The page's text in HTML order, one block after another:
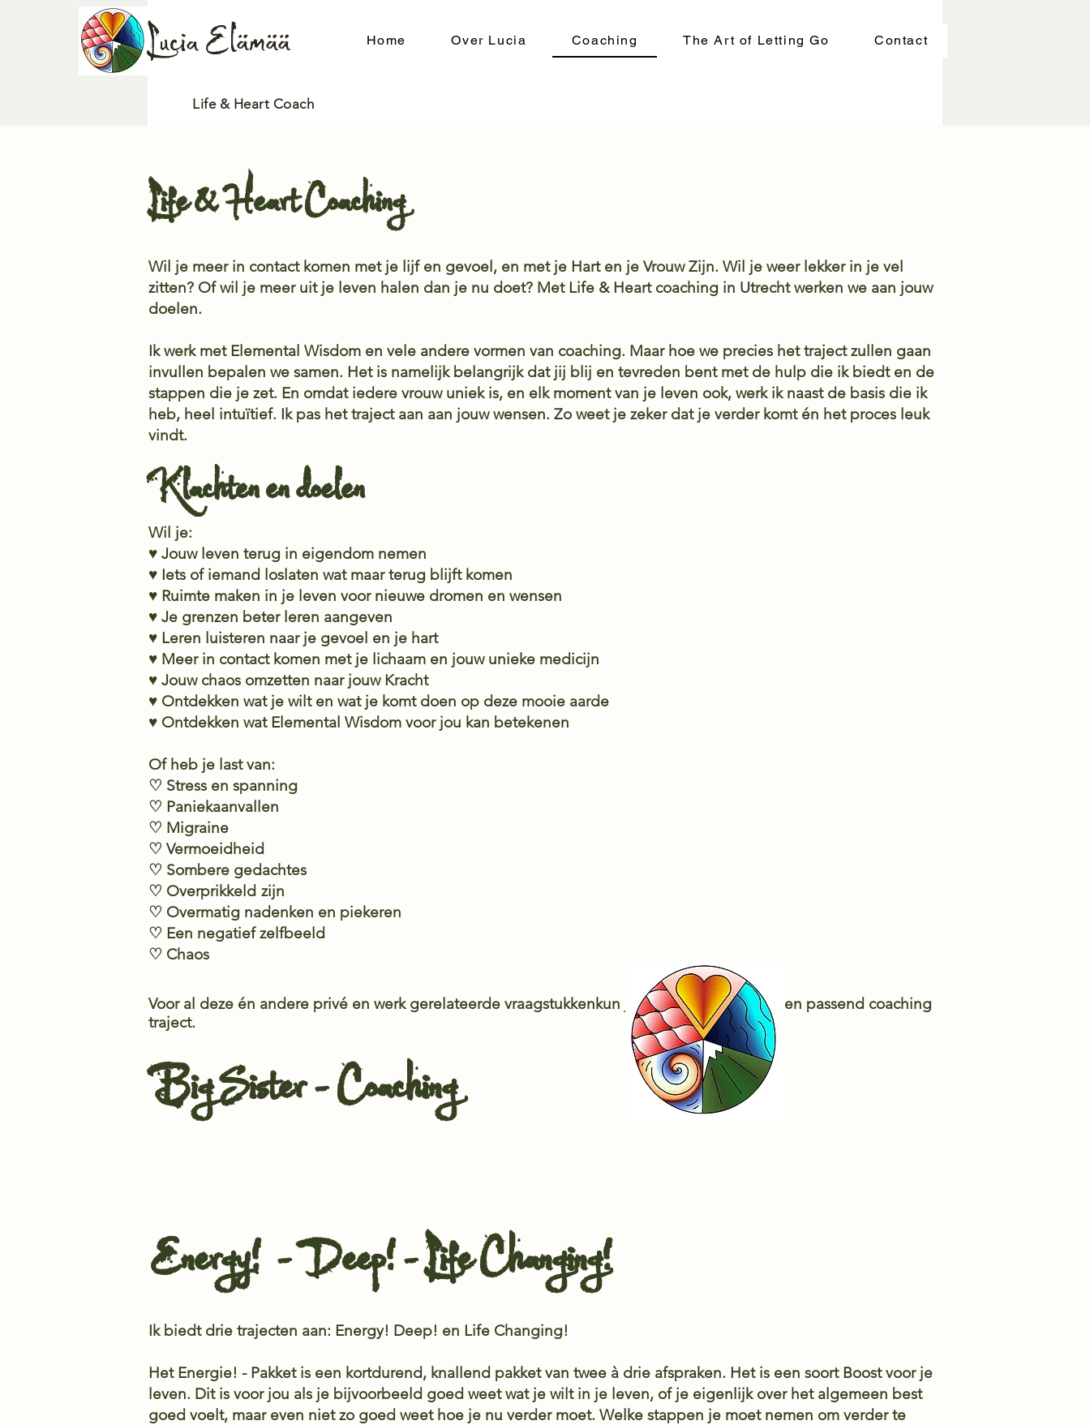
Lucia Elämää Home Over Lucia Coaching The Art of Letting Go Contact
Life & Heart Coach
Life & Heart Coaching
Wil je meer in contact komen met je lijf en gevoel, en met je Hart en je Vrouw Zijn. Wil je weer lekker in je vel
zitten? Of wil je meer uit je leven halen dan je nu doet? Met Life & Heart coaching in Utrecht werken we aan jouw
doelen.
Ik werk met Elemental Wisdom en vele andere vormen van coaching. Maar hoe we precies het traject zullen gaan
invullen bepalen we samen. Het is namelijk belangrijk dat jij blij en tevreden bent met de hulp die ik biedt en de
stappen die je zet. En omdat iedere vrouw uniek is, en elk moment van je leven ook, werk ik naast de basis die ik
heb, heel intuïtief. Ik pas het traject aan aan jouw wensen. Zo weet je zeker dat je verder komt én het proces leuk
vindt.
Klachten en doelen
Wil je:
♥ Jouw leven terug in eigendom nemen
♥ Iets of iemand loslaten wat maar terug blijft komen
♥ Ruimte maken in je leven voor nieuwe dromen en wensen
♥ Je grenzen beter leren aangeven
♥ Leren luisteren naar je gevoel en je hart
♥ Meer in contact komen met je lichaam en jouw unieke medicijn
♥ Jouw chaos omzetten naar jouw Kracht
♥ Ontdekken wat je wilt en wat je komt doen op deze mooie aarde
♥ Ontdekken wat Elemental Wisdom voor jou kan betekenen
Of heb je last van:
♡ Stress en spanning
♡ Paniekaanvallen
♡ Migraine
♡ Vermoeidheid
♡ Sombere gedachtes
♡ Overprikkeld zijn
♡ Overmatig nadenken en piekeren
♡ Een negatief zelfbeeld
♡ Chaos
Voor al deze én andere privé en werk gerelateerde vraagstukkenkun je bij mij terecht voor een passend coaching
traject.
Big Sister - Coaching
Energy! - Deep! - Life Changing!
Ik biedt drie trajecten aan: Energy! Deep! en Life Changing!
Het Energie! - Pakket is een kortdurend, knallend pakket van twee à drie afspraken. Het is een soort Boost voor je
leven. Dit is voor jou als je bijvoorbeeld goed weet wat je wilt in je leven, of je eigenlijk over het algemeen best
goed voelt, maar even niet zo goed weet hoe je nu verder moet. Welke stappen je moet nemen om verder te